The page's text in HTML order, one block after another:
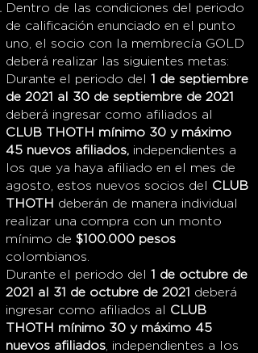
Dentro de las condiciones del periodo
de calificación enunciado en el punto
uno, el socio con la membrecía GOLD
deberá realizar las siguientes metas:
Durante el periodo del 1 de septiembre
de 2021 al 30 de septiembre de 2021
deberá ingresar como afiliados al
CLUB THOTH mínimo 30 y máximo
45 nuevos afiliados, independientes a
los que ya haya afiliado en el mes de
agosto, estos nuevos socios del CLUB
THOTH deberán de manera individual
realizar una compra con un monto
mínimo de $100.000 pesos
colombianos.
Durante el periodo del 1 de octubre de
2021 al 31 de octubre de 2021 deberá
ingresar como afiliados al CLUB
THOTH mínimo 30 y máximo 45
nuevos afiliados , independientes a los